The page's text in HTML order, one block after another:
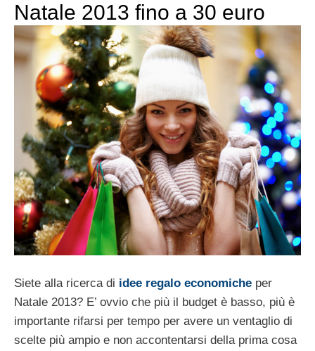
Natale 2013 fino a 30 euro
Siete alla ricerca di idee regalo economiche per
Natale 2013? E’ ovvio che più il budget è basso, più è
importante rifarsi per tempo per avere un ventaglio di
scelte più ampio e non accontentarsi della prima cosa